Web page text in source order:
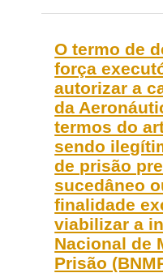
O termo de
força
autorizar a
da
termos do
sendo
de prisão
sucedâneo
finalidade
viabilizar a
Nacional de
Prisão